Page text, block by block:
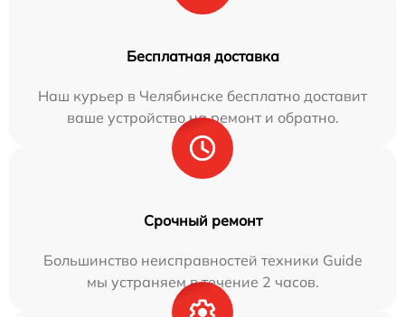
Бесплатная доставка
Наш курьер в Челябинске бесплатно доставит
ваше устройство на ремонт и обратно.
Срочный ремонт
Большинство неисправностей техники Guide
мы устраняем в течение 2 часов.